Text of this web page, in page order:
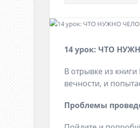
14урок: ЧТО
В отрывке из
вечности, и
Проблемы